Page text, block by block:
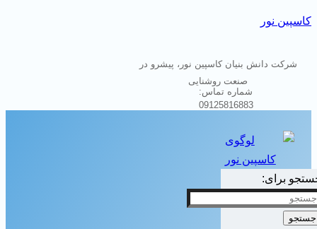
کاسپین نور
شرکت دانش بنیان کاسپین نور، پیشرو در
صنعت روشنایی
شماره تماس:
09125816883
برای:
جستجو